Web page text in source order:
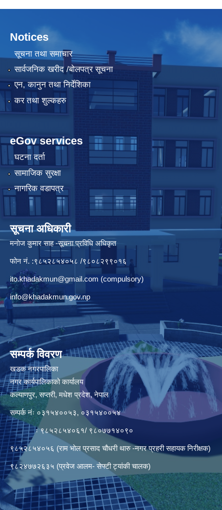
Notices
सूचना तथा समाचार
सार्वजनिक खरीद /बोलपत्र सूचना
एन, कानुन तथा निर्देशिका
कर तथा शुल्कहरु
eGov services
घटना दर्ता
सामाजिक सुरक्षा
नागरिक वडापत्र
सूचना अधिकारी
मनाेज कुमार साह -सूचना प्रविधि अधिकृत
फोन नं. :९८५२८५४०५८ /९८०८२९९०१६
ito.khadakmun@gmail.com (compulsory)
info@khadakmun.gov.np
सम्पर्क विवरण
खडक नगरपालिका
नगर कार्यपालिकाको कार्यालय
कल्याणपुर, सप्तरी, मधेश प्रदेश, नेपाल
सम्पर्क नंः ०३१५४००५३, ०३१५४००५४
ः ९८५२८५४०६१/ ९८०७७१४०९०
९८५२८५४०५६ (राम भोल प्रसाद चौधरी थारु -नगर प्रहरी सहायक निरीक्षक)
९८२४७७२६३५ (प्रवेज आलम- सेफ्टी ट्यांकी चालक)